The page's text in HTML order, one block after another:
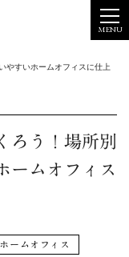
MENU
やすいホームオフィスに仕上
ろう！場所別
ームオフィス
ホームオフィス